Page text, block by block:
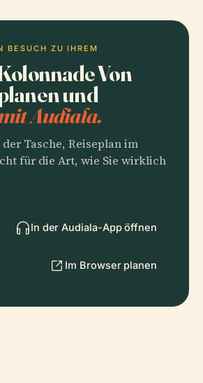
BESUCH ZU IHREM
Von
und
Audiala.
Tasche, Reiseplan im
für die Art, wie Sie wirklich
In der Audiala-App öffnen
Im Browser planen